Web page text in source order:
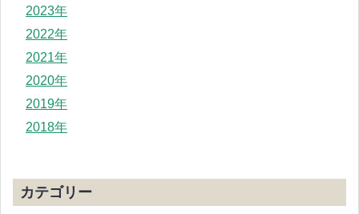
2023年
2022年
2021年
2020年
2019年
2018年
カテゴリー